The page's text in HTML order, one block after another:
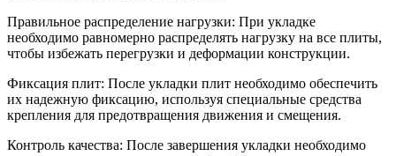
Правильное распределение нагрузки: При укладке
необходимо равномерно распределять нагрузку на все плиты,
чтобы избежать перегрузки и деформации конструкции.
Фиксация плит: После укладки плит необходимо обеспечить
их надежную фиксацию, используя специальные средства
крепления для предотвращения движения и смещения.
Контроль качества: После завершения укладки необходимо